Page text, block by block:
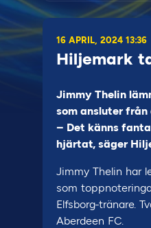
16 APRIL, 2024 13:36
Hiljemark
Jimmy Thelin
som ansluter från
– Det känns
hjärtat, säger
Jimmy Thelin har
som
Elfsborg-tränare.
Aberdeen FC.